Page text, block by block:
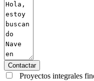
Contactar
Proyectos integrales